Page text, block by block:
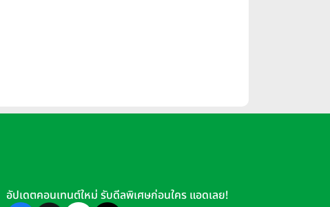
อัปเดตคอนเทนต์ใหม่ รับดีลพิเศษก่อนใคร แอดเลย!